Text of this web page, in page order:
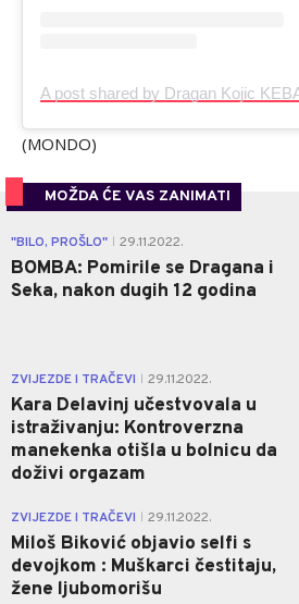
(MONDO)
MOŽDA ĆE VAS ZANIMATI
"BILO, PROŠLO" 29.11.2022.
BOMBA: Pomirile se Dragana i
Seka, nakon dugih 12 godina
ZVIJEZDE I TRAČEVI 29.11.2022.
Kara Delavinj učestvovala u
istraživanju: Kontroverzna
manekenka otišla u bolnicu da
doživi orgazam
ZVIJEZDE I TRAČEVI 29.11.2022.
Miloš Biković objavio selfi s
devojkom : Muškarci čestitaju,
žene ljubomorišu